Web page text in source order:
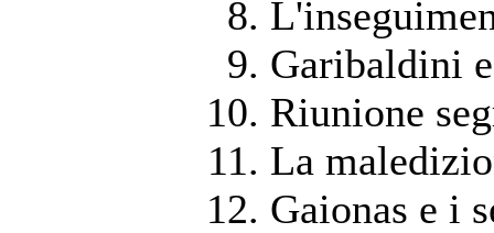
Garibaldini
Riunione
La
Gaionas e i